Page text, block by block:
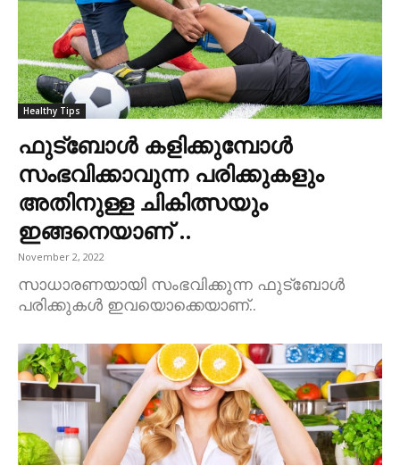
Healthy Tips
ഫുട്ബോൾ കളിക്കുമ്പോൾ
സംഭവിക്കാവുന്ന പരിക്കുകളും
അതിനുള്ള ചികിത്സയും
ഇങ്ങനെയാണ് ..
November 2, 2022
സാധാരണയായി സംഭവിക്കുന്ന ഫുട്ബോൾ
പരിക്കുകൾ ഇവയൊക്കെയാണ്..